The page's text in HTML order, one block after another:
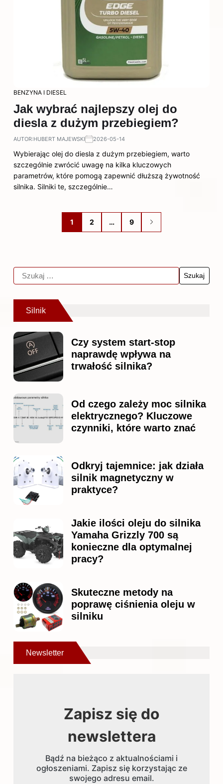
BENZYNA I DIESEL
Jak wybrać najlepszy olej do
diesla z dużym przebiegiem?
AUTOR:HUBERT MAJEWSKI 2026-05-14
Wybierając olej do diesla z dużym przebiegiem, warto
szczególnie zwrócić uwagę na kilka kluczowych
parametrów, które pomogą zapewnić dłuższą żywotność
silnika. Silniki te, szczególnie…
1 2 … 9
Silnik
Czy system start-stop
naprawdę wpływa na
trwałość silnika?
Od czego zależy moc silnika
elektrycznego? Kluczowe
czynniki, które warto znać
Odkryj tajemnice: jak działa
silnik magnetyczny w
praktyce?
Jakie ilości oleju do silnika
Yamaha Grizzly 700 są
konieczne dla optymalnej
pracy?
Skuteczne metody na
poprawę ciśnienia oleju w
silniku
Newsletter
Zapisz się do
newslettera
Bądź na bieżąco z aktualnościami i
ogłoszeniami. Zapisz się korzystając ze
swojego adresu email.